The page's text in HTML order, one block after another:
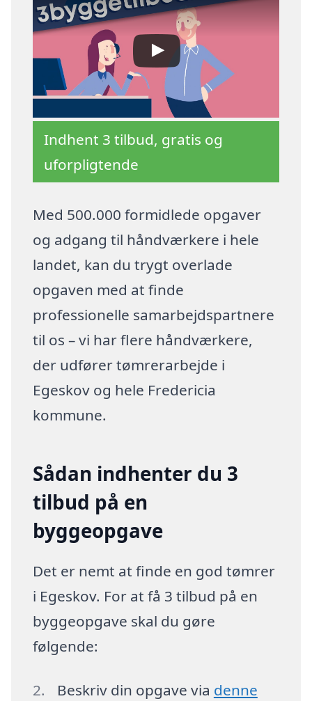
Indhent 3 tilbud, gratis og
uforpligtende
Med 500.000 formidlede opgaver
og adgang til håndværkere i hele
landet, kan du trygt overlade
opgaven med at finde
professionelle samarbejdspartnere
til os – vi har flere håndværkere,
der udfører tømrerarbejde i
Egeskov og hele Fredericia
kommune.
Sådan indhenter du 3
tilbud på en
byggeopgave
Det er nemt at finde en god tømrer
i Egeskov. For at få 3 tilbud på en
byggeopgave skal du gøre
følgende:
Beskriv din opgave via denne